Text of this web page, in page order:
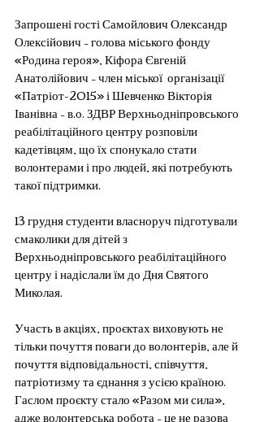
Запрошені гості Самойлович Олександр
Олексійович – голова міського фонду
«Родина героя», Кіфора Євгеній
Анатолійович – член міської  організації
«Патріот-2015» і Шевченко Вікторія
Іванівна – в.о. ЗДВР Верхньодніпровського
реабілітаційного центру розповіли
кадетівцям, що їх спонукало стати
волонтерами і про людей, які потребують
такої підтримки.
13 грудня студенти власноруч підготували
смаколики для дітей з
Верхньодніпровського реабілітаційного
центру і надіслали їм до Дня Святого
Миколая.
Участь в акціях, проєктах виховують не
тільки почуття поваги до волонтерів, але й
почуття відповідальності, співчуття,
патріотизму та єднання з усією країною.
Гаслом проєкту стало «Разом ми сила»,
адже волонтерська робота – це не разова